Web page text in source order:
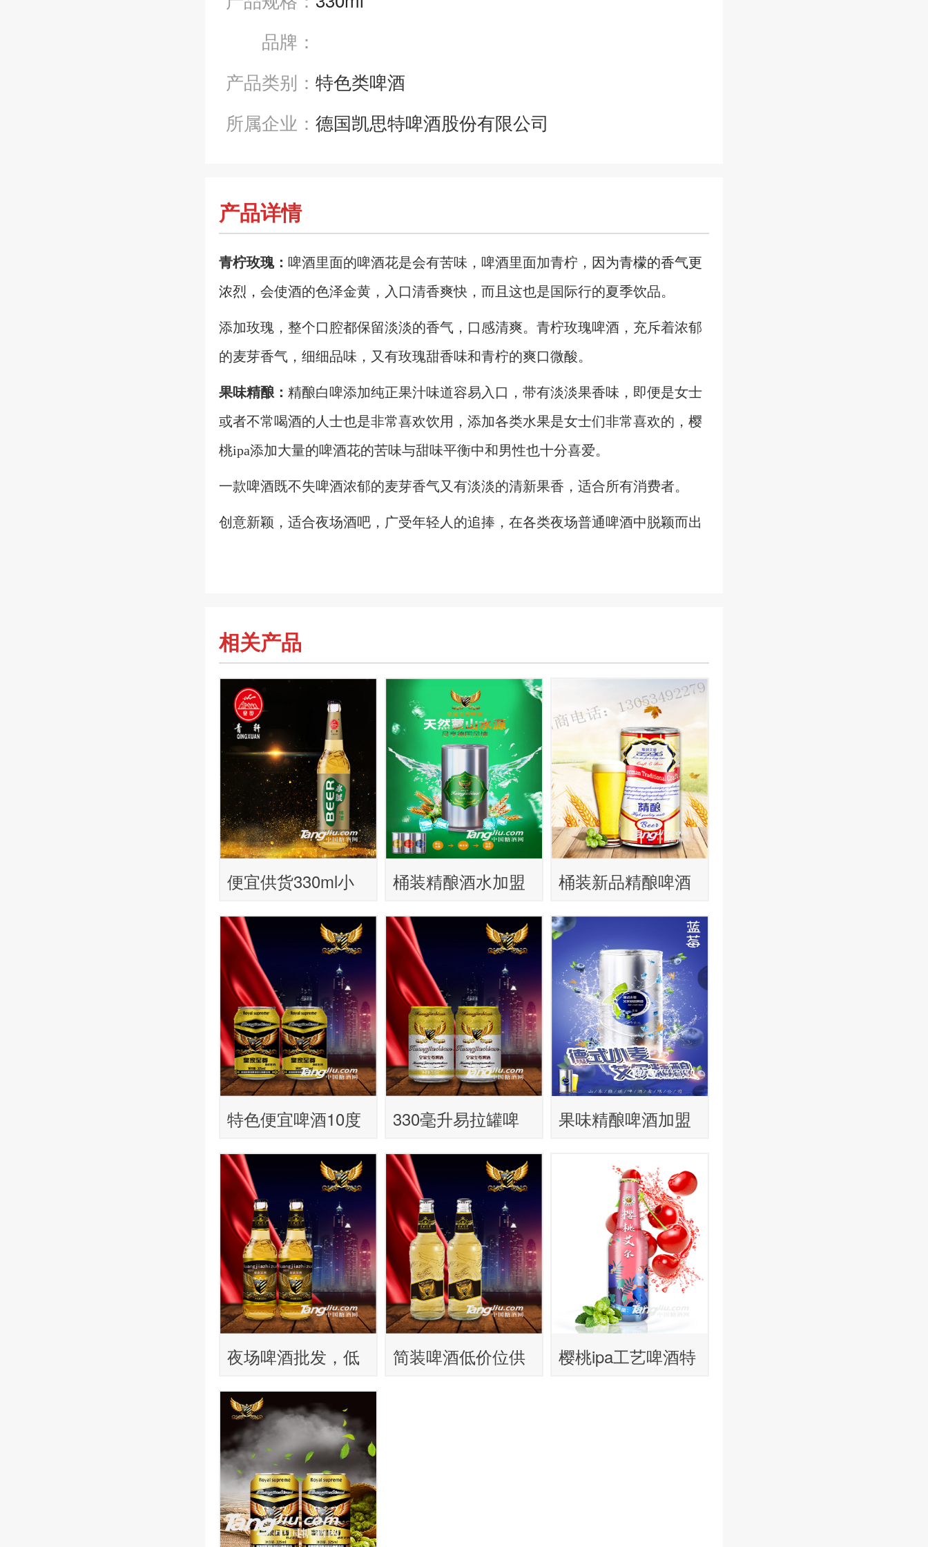
品牌：
产品类别： 特色类啤酒
所属企业： 德国凯思特啤酒股份有限公司
产品详情
青柠玫瑰： 啤酒里面的啤酒花是会有苦味，啤酒里面加青柠， 因为青檬的香气更
浓烈 ， 会使酒的色泽金黄，入口清香爽快，而且这也是国际行的夏季饮品。
添加玫瑰，整个口腔都保留淡淡的香气，口感清爽。青柠玫瑰啤酒，充斥着浓郁
的麦芽香气，细细品味，又有玫瑰甜香味和青柠的爽口微酸。
果味精酿： 精酿白啤添加纯正果汁味道容易入口，带有淡淡果香味， 即便是女士
或者不常喝酒的人士也是非常喜欢饮用，添加各类水果是女士们非常喜欢的，樱
桃ipa添加大量的啤酒花的苦味与甜味平衡中和男性也十分喜爱。
一款啤酒既不失啤酒浓郁的麦芽香气又有淡淡的清新果香，适合所有消费者。
创意新颖，适合夜场酒吧，广受年轻人的追捧，在各类夜场普通啤酒中脱颖而出
相关产品
便宜供货330ml小
瓶啤酒
桶装精酿酒水加盟
优惠价格批发精酿
白啤
桶装新品精酿啤酒
特色果味精酿啤酒
特色便宜啤酒10度
易拉罐啤酒
330毫升易拉罐啤
酒，便宜灌装啤酒
招商代理商
果味精酿啤酒加盟
夜场啤酒批发，低
价位啤酒招商
简装啤酒低价位供
樱桃ipa工艺啤酒特